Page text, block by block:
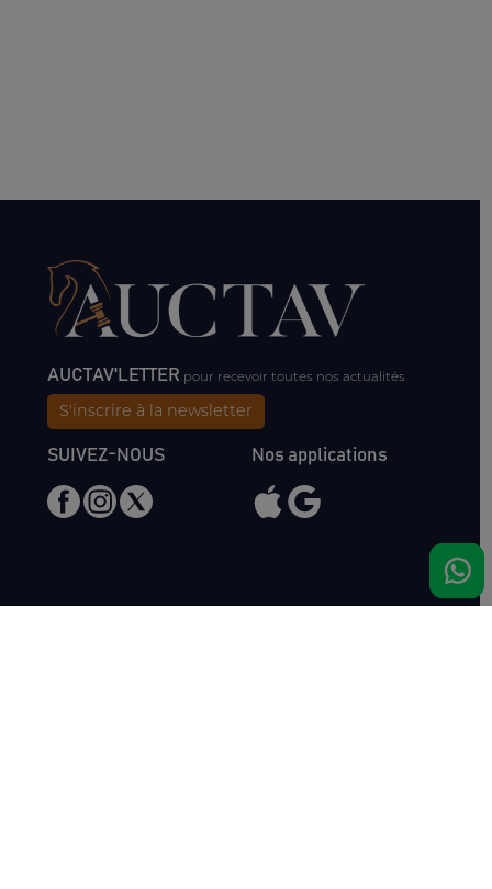
AUCTAV'LETTER pour recevoir toutes nos actualités
S'inscrire à la newsletter
SUIVEZ-NOUS Nos applications